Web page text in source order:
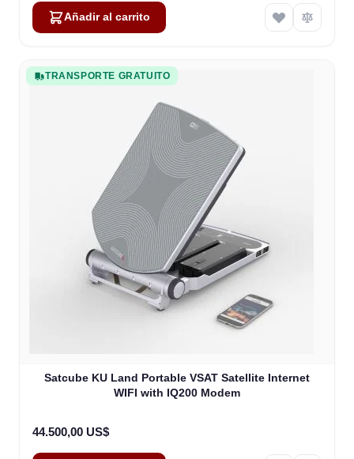
Añadir al carrito
TRANSPORTE GRATUITO
Satcube KU Land Portable VSAT Satellite Internet
WIFI with IQ200 Modem
44.500,00 US$